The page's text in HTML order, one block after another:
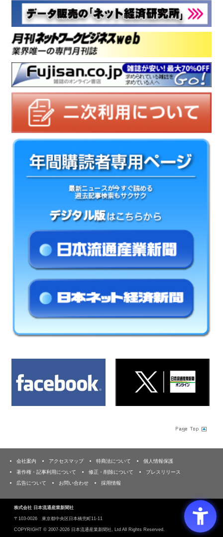
会社案内 アクセスマップ 特商法について
個人情報保護
著作権・記事利用について
修正・削除について
プレスリリース
広告について
お問い合わせ 採用情報
株式会社 日本流通産業新聞社
〒103‐0026 東京都中央区日本橋兜町11-11
COPYRIGHT © 2007-2026 日本流通産業新聞社, Ltd All Rights Reserved.